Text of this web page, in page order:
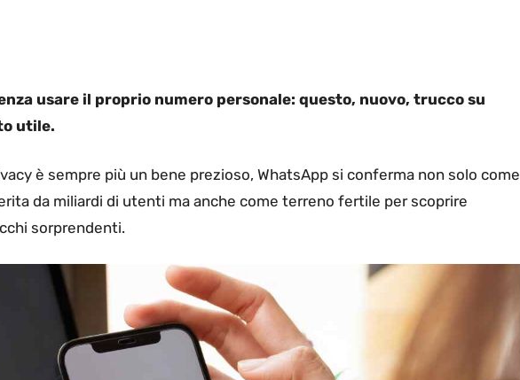
usare il proprio numero personale: questo, nuovo, trucco su
utile.
è sempre più un bene prezioso, WhatsApp si conferma non solo come
da miliardi di utenti ma anche come terreno fertile per scoprire
sorprendenti.